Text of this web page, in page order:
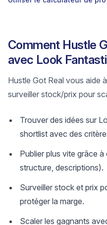
Comment Hustle
avec Look
Hustle Got Real vous aide
surveiller stock/prix pour
Trouver des idées sur
shortlist avec des
Publier plus vite grâce
structure, descriptions).
Surveiller stock et prix
protéger la marge.
Scaler les gagnants